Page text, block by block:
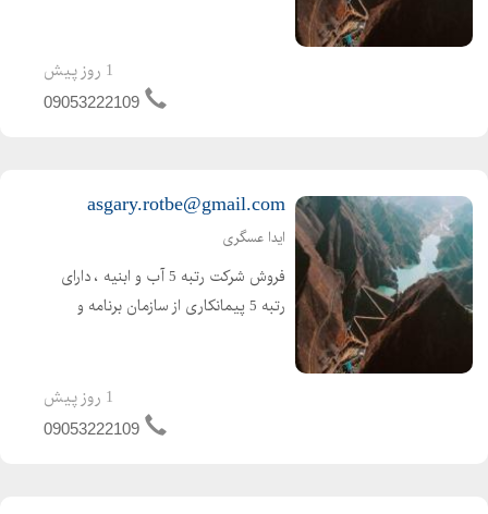
1 روز پیش
09053222109
asgary.rotbe@gmail.com
ایدا عسگری
فروش شرکت رتبه 5 آب و ابنیه ، دارای
رتبه 5 پیمانکاری از سازمان برنامه و
1 روز پیش
09053222109